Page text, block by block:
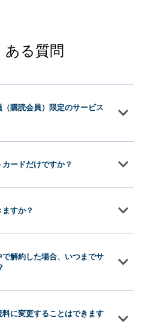
ある質問
購読会員）限定のサービス
ードだけですか？
すか？
解約した場合、いつまでサ
に変更することはできます